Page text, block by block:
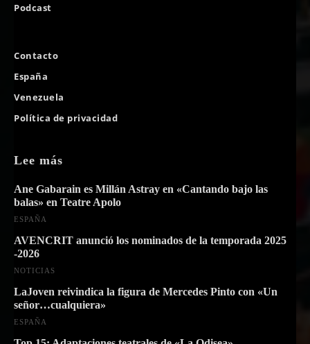
Podcast
Contacto
España
Venezuela
Política de privacidad
Lee más
Ane Gabarain es Millán Astray en «Cantando bajo las
balas» en Teatre Apolo
ESPAÑA
AVENCRIT anunció los nominados de la temporada 2025
-2026
NOTICIAS
LaJoven reivindica la figura de Mercedes Pinto con «Un
señor…cualquiera»
ESPAÑA